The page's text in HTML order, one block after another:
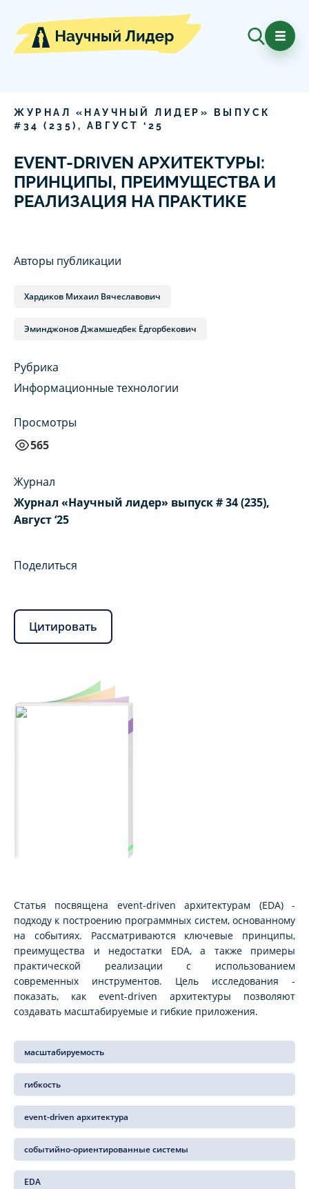
ЖУРНАЛ «НАУЧНЫЙ ЛИДЕР» ВЫПУСК
# 34 ( 235), АВГУСТ ‘ 25
EVENT-DRIVEN АРХИТЕКТУРЫ:
ПРИНЦИПЫ, ПРЕИМУЩЕСТВА И
РЕАЛИЗАЦИЯ НА ПРАКТИКЕ
Авторы публикации
Хардиков Михаил Вячеславович
Эминджонов Джамшедбек Ёдгорбекович
Рубрика
Информационные технологии
Просмотры
565
Журнал
Журнал «Научный лидер» выпуск # 34 (235),
Август ‘25
Поделиться
Цитировать
Статья посвящена event-driven архитектурам (EDA) -
подходу к построению программных систем, основанному
на событиях. Рассматриваются ключевые принципы,
преимущества и недостатки EDA, а также примеры
практической реализации с использованием
современных инструментов. Цель исследования -
показать, как event-driven архитектуры позволяют
создавать масштабируемые и гибкие приложения.
масштабируемость
гибкость
event-driven архитектура
событийно-ориентированные системы
EDA